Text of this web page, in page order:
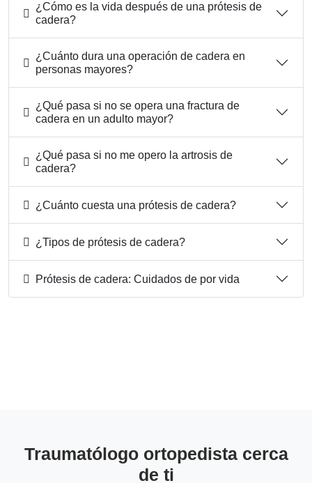
¿Cómo es la vida después de una prótesis de
cadera?
¿Cuánto dura una operación de cadera en
personas mayores?
¿Qué pasa si no se opera una fractura de
cadera en un adulto mayor?
¿Qué pasa si no me opero la artrosis de
cadera?
¿Cuánto cuesta una prótesis de cadera?
¿Tipos de prótesis de cadera?
Prótesis de cadera: Cuidados de por vida
Traumatólogo ortopedista cerca
de ti